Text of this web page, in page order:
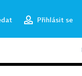
Přihlásit se